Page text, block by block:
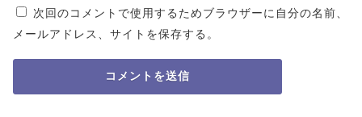
次回のコメントで使用するためブラウザーに自分の名前、
メールアドレス、サイトを保存する。